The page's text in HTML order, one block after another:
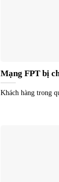
Mạng FPT bị
Khách hàng trong